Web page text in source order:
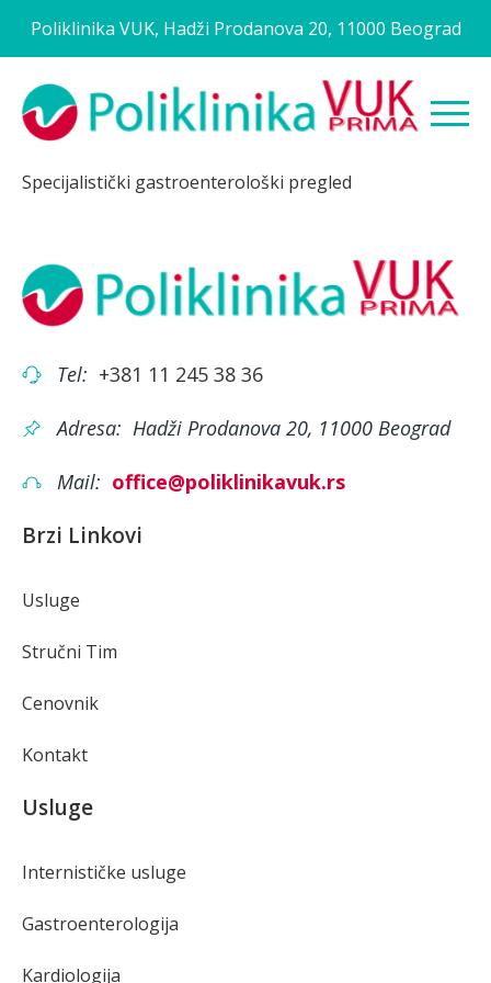
Poliklinika VUK, Hadži Prodanova 20, 11000 Beograd
Specijalistički gastroenterološki pregled
Tel: +381 11 245 38 36
Adresa: Hadži Prodanova 20, 11000 Beograd
Mail: office@poliklinikavuk.rs
Brzi Linkovi
Usluge
Stručni Tim
Cenovnik
Kontakt
Usluge
Internističke usluge
Gastroenterologija
Kardiologija